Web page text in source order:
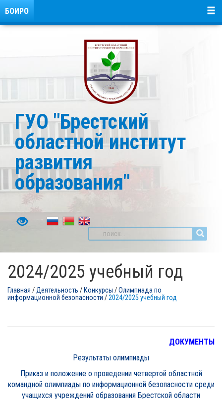
ГУО "Брестский
областной институт
развития
образования"
БОИРО
2024/2025 учебный год
Главная /Деятельность / Конкурсы /Олимпиада по
информационной безопасности /2024/2025 учебный год
ДОКУМЕНТЫ
Результаты олимпиады
Приказ и положение о проведении четвертой областной
командной олимпиады по информационной безопасности среди
учащихся учреждений образования Брестской области